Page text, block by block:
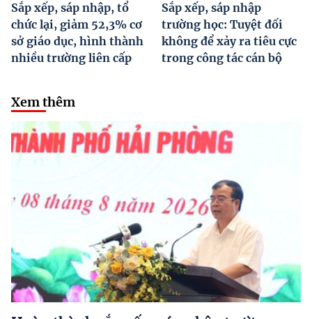
Sắp xếp, sáp nhập, tổ
chức lại, giảm 52,3% cơ
sở giáo dục, hình thành
nhiều trường liên cấp
Sắp xếp, sáp nhập
trường học: Tuyệt đối
không để xảy ra tiêu cực
trong công tác cán bộ
Xem thêm